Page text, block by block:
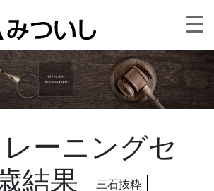
ーニングセ
結果
三石抜粋